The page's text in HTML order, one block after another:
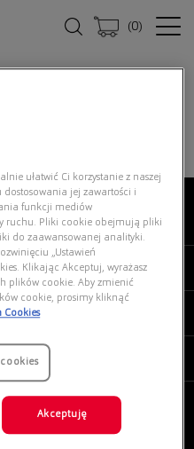
(0)
ułatwić Ci korzystanie z naszej
dostosowania jej zawartości i
funkcji mediów
ruchu. Pliki cookie obejmują pliki
do zaawansowanej analityki.
„Ustawień
Klikając Akceptuj, wyrażasz
plików cookie. Aby zmienić
cookie, prosimy kliknąć
Cookies
Akceptuję